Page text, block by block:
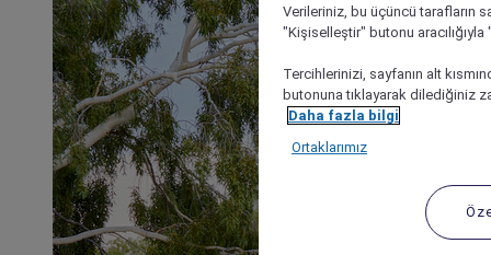
Verileriniz, bu üçüncü tarafların
"Kişiselleştir" butonu
Tercihlerinizi, sayfanın alt
butonuna tıklayarak dilediğiniz
Daha fazla bilgi
Ortaklarımız